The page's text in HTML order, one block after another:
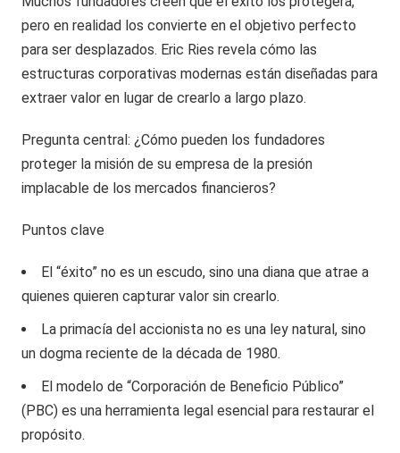
pero en realidad los convierte en el objetivo perfecto
para ser desplazados. Eric Ries revela cómo las
estructuras corporativas modernas están diseñadas para
extraer valor en lugar de crearlo a largo plazo.
Pregunta central: ¿Cómo pueden los fundadores
proteger la misión de su empresa de la presión
implacable de los mercados financieros?
Puntos clave
El “éxito” no es un escudo, sino una diana que atrae a
quienes quieren capturar valor sin crearlo.
La primacía del accionista no es una ley natural, sino
un dogma reciente de la década de 1980.
El modelo de “Corporación de Beneficio Público”
(PBC) es una herramienta legal esencial para restaurar el
propósito.